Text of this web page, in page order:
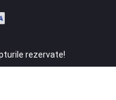
rezervate!